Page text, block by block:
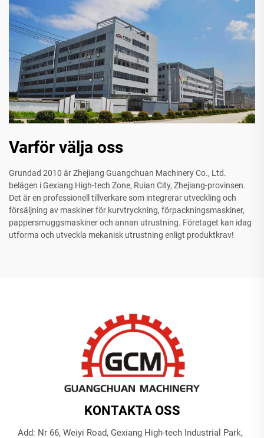
Varför välja oss
Grundad 2010 är Zhejiang Guangchuan Machinery Co., Ltd.
belägen i Gexiang High-tech Zone, Ruian City, Zhejiang-provinsen.
Det är en professionell tillverkare som integrerar utveckling och
försäljning av maskiner för kurvtryckning, förpackningsmaskiner,
pappersmuggsmaskiner och annan utrustning. Företaget kan idag
utforma och utveckla mekanisk utrustning enligt produktkrav!
KONTAKTA OSS
Add: Nr 66, Weiyi Road, Gexiang High-tech Industrial Park,